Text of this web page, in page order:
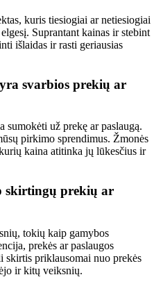
kuris tiesiogiai ar netiesiogiai
Suprantant kainas ir stebint
išlaidas ir rasti geriausias
svarbios prekių ar
už prekę ar paslaugą.
pirkimo sprendimus. Žmonės
kaina atitinka jų lūkesčius ir
skirtingų prekių ar
tokių kaip gamybos
prekės ar paslaugos
skirtis priklausomai nuo prekės
ir kitų veiksnių.